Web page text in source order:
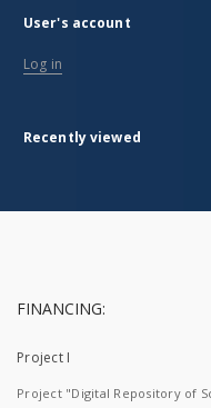
User's account
Log in
Recently viewed
FINANCING:
Project I
Project "Digital Repository of